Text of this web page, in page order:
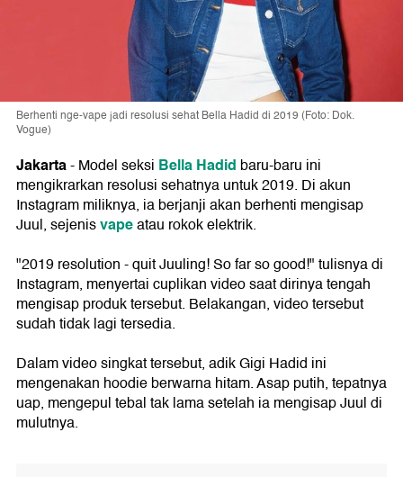
Berhenti nge-vape jadi resolusi sehat Bella Hadid di 2019 (Foto: Dok.
Vogue)
Jakarta- Model seksi Bella Hadid baru-baru ini
mengikrarkan resolusi sehatnya untuk 2019. Di akun
Instagram miliknya, ia berjanji akan berhenti mengisap
Juul, sejenisvapeatau rokok elektrik.
"2019 resolution - quit Juuling! So far so good!" tulisnya di
Instagram, menyertai cuplikan video saat dirinya tengah
mengisap produk tersebut. Belakangan, video tersebut
sudah tidak lagi tersedia.
Dalam video singkat tersebut, adik Gigi Hadid ini
mengenakan hoodie berwarna hitam. Asap putih, tepatnya
uap, mengepul tebal tak lama setelah ia mengisap Juul di
mulutnya.